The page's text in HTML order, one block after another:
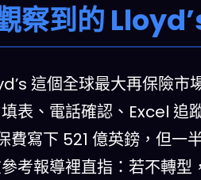
察到的
這個全球最大再保險
表、電話確認、Excel 追
費寫下 521 億英鎊，但一
考報導裡直指：若不轉